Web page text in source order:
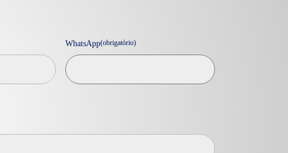
WhatsApp(obrigatório)